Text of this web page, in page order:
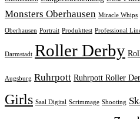
Monsters Oberhausen Miracle Whips
Oberhausen Portrait Produkttest Professional
Darmstadt Roller Derby
Augsburg Ruhrpott Ruhrpott Roller
Girls Saal Digital Scrimmage Shooting